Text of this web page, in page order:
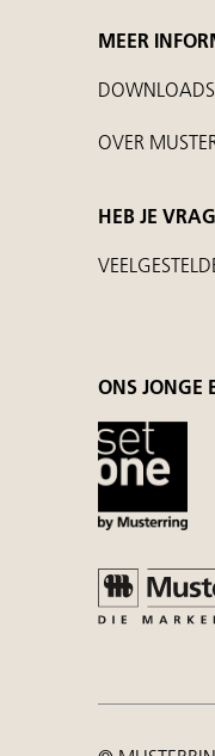
MEER
DOWNLOADS
OVER
HEB JE
ONS JONGE